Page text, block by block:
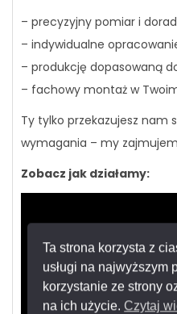
Ta strona korzysta z
usługi na najwyższym
korzystanie ze strony
na ich użycie. Czytaj
– precyzyjny pomiar i
– indywidualne
– produkcję dopasowaną
– fachowy montaż w
Ty tylko przekazujesz nam
wymagania – my
Zobacz jak działamy: